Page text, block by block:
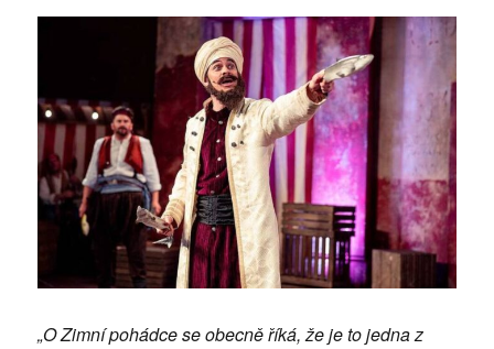
„O Zimní pohádce se obecně říká, že je to jedna z